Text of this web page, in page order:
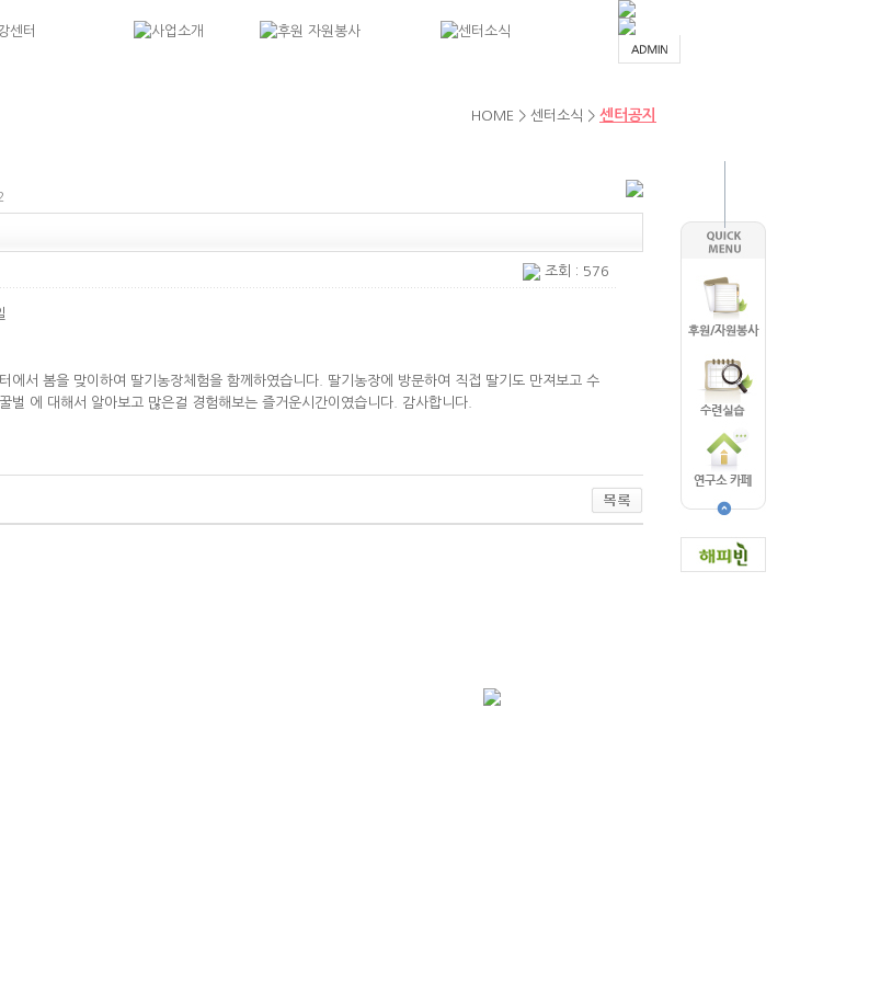
HOME > 센터소식 > 센터공지
조회 : 576
에서 봄을 맞이하여 딸기농장체험을 함께하였습니다. 딸기농장에 방문하여 직접 딸기도 만져보고 수
벌 에 대해서 알아보고 많은걸 경험해보는 즐거운시간이였습니다. 감사합니다.